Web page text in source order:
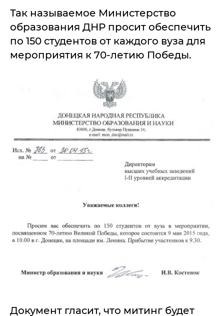
Так называемое Министерство
образования ДНР просит обеспечить
по 150 студентов от каждого вуза для
мероприятия к 70-летию Победы.
Документ гласит, что митинг будет